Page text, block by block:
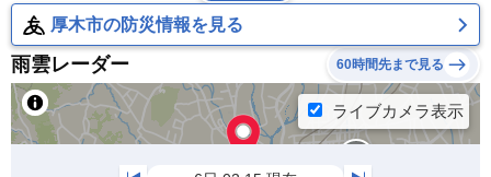
厚木市の防災情報を見る
雨雲レーダー 60時間先まで見る